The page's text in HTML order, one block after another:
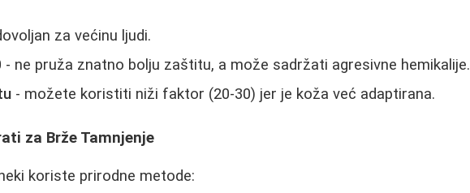
za većinu ljudi.
- ne pruža znatno bolju zaštitu, a može sadržati agresivne hemikalije.
- možete koristiti niži faktor (20-30) jer je koža već adaptirana.
za Brže Tamnjenje
koriste prirodne metode: